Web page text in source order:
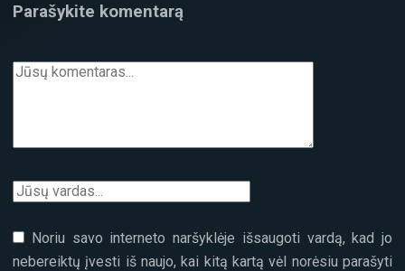
Parašykite komentarą
Noriu savo interneto naršyklėje išsaugoti vardą, kad jo
nebereiktų įvesti iš naujo, kai kitą kartą vėl norėsiu parašyti